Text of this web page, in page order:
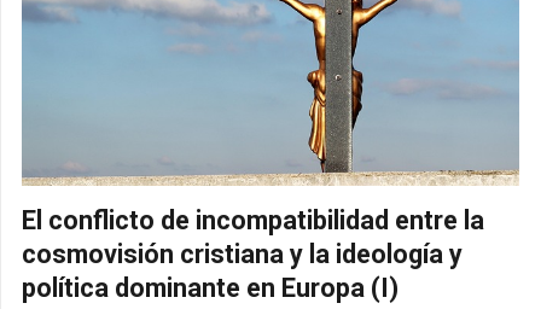
El conflicto de incompatibilidad entre la
cosmovisión cristiana y la ideología y
política dominante en Europa (I)